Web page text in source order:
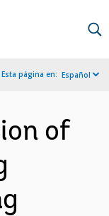
Esta página en: Español
of